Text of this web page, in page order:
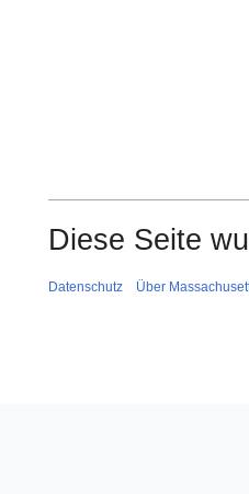
Diese Seite
Datenschutz Über